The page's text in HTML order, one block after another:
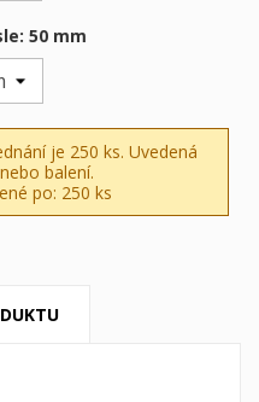
50 mm
je 250 ks. Uvedená
balení.
po: 250 ks